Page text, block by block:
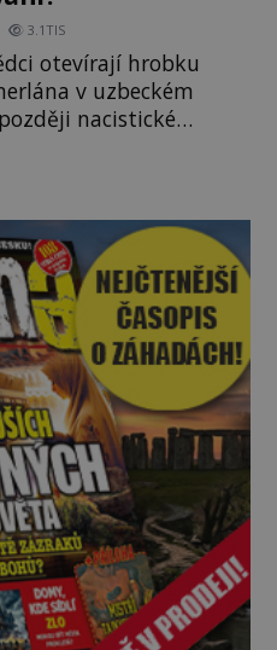
3.1TIS
otevírají hrobku
v uzbeckém
nacistické
Barbarossa a napadá
natolik zarážející, že se
jde jen o fascinující